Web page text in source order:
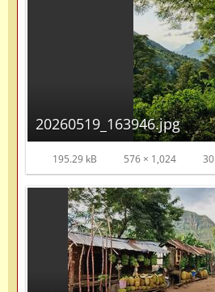
20260519_163946.jpg
195.29 kB 576 × 1,024 30